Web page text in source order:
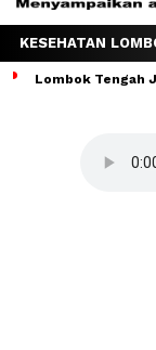
KESEHATAN
Lombok Tengah